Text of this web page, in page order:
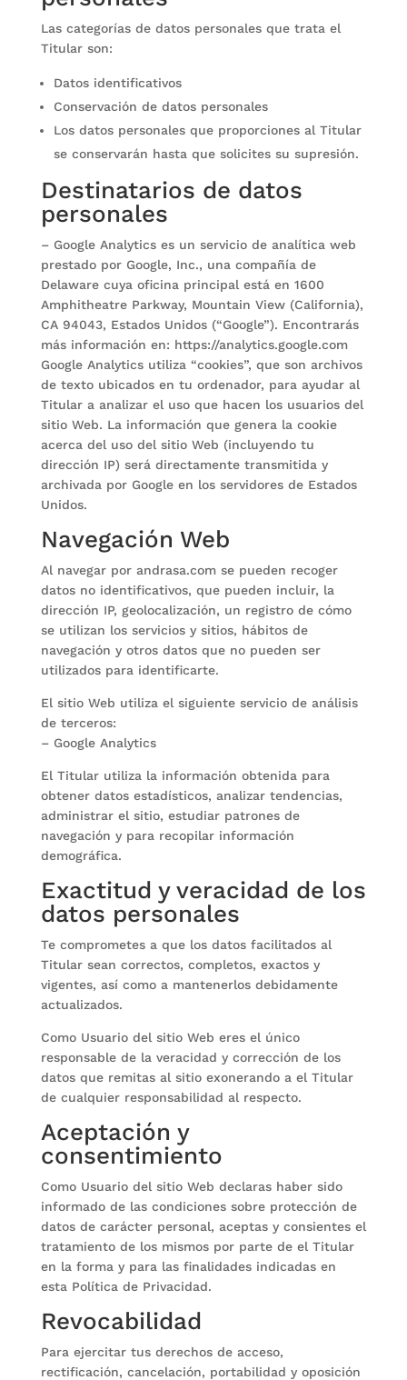
Las categorías de datos personales que trata el
Titular son:
Datos identificativos
Conservación de datos personales
Los datos personales que proporciones al Titular
se conservarán hasta que solicites su supresión.
Destinatarios de datos
personales
– Google Analytics es un servicio de analítica web
prestado por Google, Inc., una compañía de
Delaware cuya oficina principal está en 1600
Amphitheatre Parkway, Mountain View (California),
CA 94043, Estados Unidos (“Google”). Encontrarás
más información en: https://analytics.google.com
Google Analytics utiliza “cookies”, que son archivos
de texto ubicados en tu ordenador, para ayudar al
Titular a analizar el uso que hacen los usuarios del
sitio Web. La información que genera la cookie
acerca del uso del sitio Web (incluyendo tu
dirección IP) será directamente transmitida y
archivada por Google en los servidores de Estados
Unidos.
Navegación Web
Al navegar por andrasa.com se pueden recoger
datos no identificativos, que pueden incluir, la
dirección IP, geolocalización, un registro de cómo
se utilizan los servicios y sitios, hábitos de
navegación y otros datos que no pueden ser
utilizados para identificarte.
El sitio Web utiliza el siguiente servicio de análisis
de terceros:
– Google Analytics
El Titular utiliza la información obtenida para
obtener datos estadísticos, analizar tendencias,
administrar el sitio, estudiar patrones de
navegación y para recopilar información
demográfica.
Exactitud y veracidad de los
datos personales
Te comprometes a que los datos facilitados al
Titular sean correctos, completos, exactos y
vigentes, así como a mantenerlos debidamente
actualizados.
Como Usuario del sitio Web eres el único
responsable de la veracidad y corrección de los
datos que remitas al sitio exonerando a el Titular
de cualquier responsabilidad al respecto.
Aceptación y
consentimiento
Como Usuario del sitio Web declaras haber sido
informado de las condiciones sobre protección de
datos de carácter personal, aceptas y consientes el
tratamiento de los mismos por parte de el Titular
en la forma y para las finalidades indicadas en
esta Política de Privacidad.
Revocabilidad
Para ejercitar tus derechos de acceso,
rectificación, cancelación, portabilidad y oposición